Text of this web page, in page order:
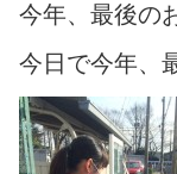
今年、最後の
今日で今年、